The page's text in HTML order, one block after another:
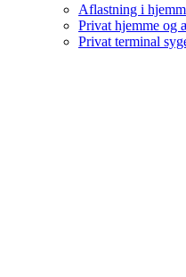
Aflastning i
Privat hjemme og
Privat terminal